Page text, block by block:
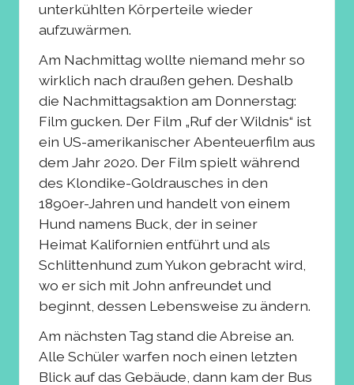
unterkühlten Körperteile wieder
aufzuwärmen.
Am Nachmittag wollte niemand mehr so
wirklich nach draußen gehen. Deshalb
die Nachmittagsaktion am Donnerstag:
Film gucken. Der Film „Ruf der Wildnis“ ist
ein US-amerikanischer Abenteuerfilm aus
dem Jahr 2020. Der Film spielt während
des Klondike-Goldrausches in den
1890er-Jahren und handelt von einem
Hund namens Buck, der in seiner
Heimat Kalifornien entführt und als
Schlittenhund zum Yukon gebracht wird,
wo er sich mit John anfreundet und
beginnt, dessen Lebensweise zu ändern.
Am nächsten Tag stand die Abreise an.
Alle Schüler warfen noch einen letzten
Blick auf das Gebäude, dann kam der Bus